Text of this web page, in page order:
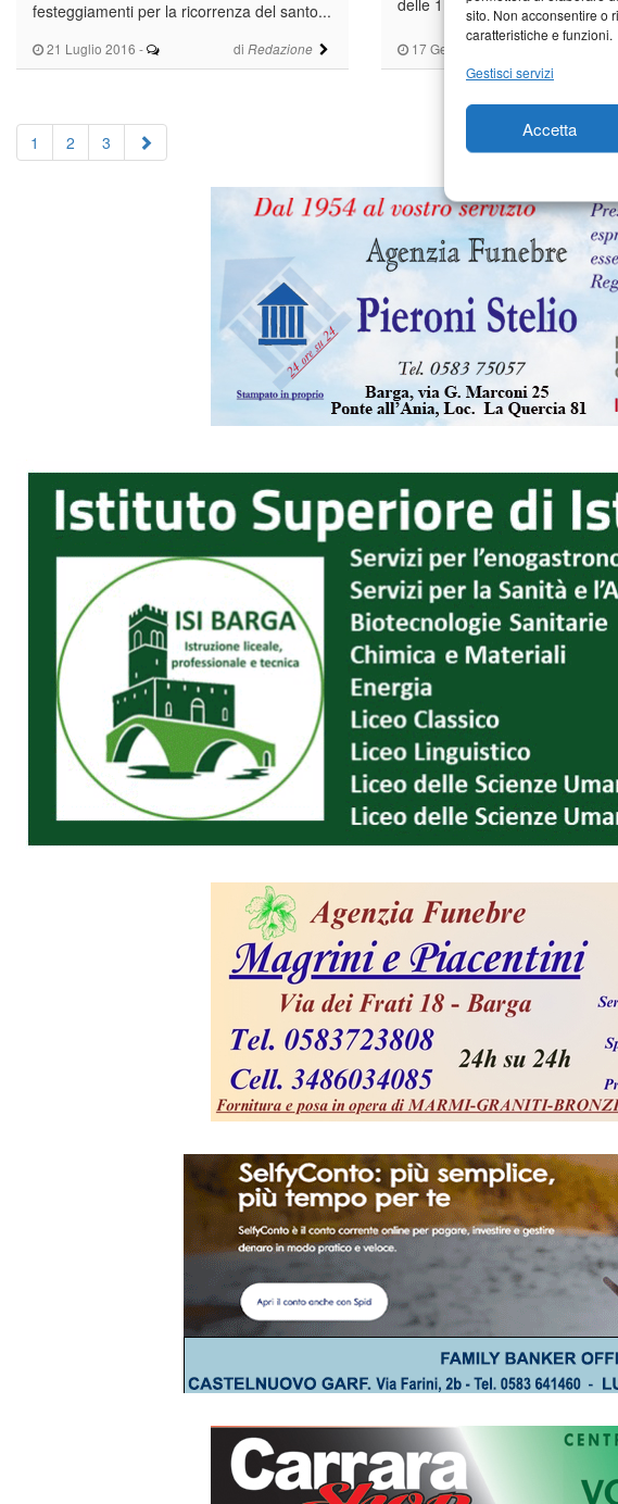
sito. Non acconsentire o
caratteristiche e funzioni.
Gestisci servizi
Accetta
21 Luglio 2016 - di Redazione
festeggiamenti per la ricorrenza del santo...
17 Gennaio 2016
1 2 3